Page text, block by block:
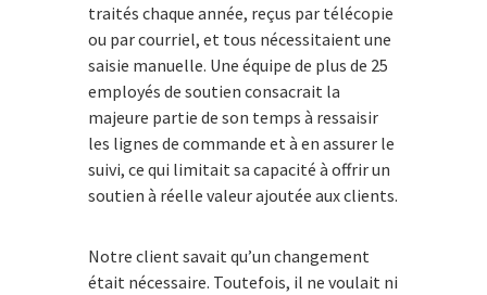
traités chaque année, reçus par télécopie
ou par courriel, et tous nécessitaient une
saisie manuelle. Une équipe de plus de 25
employés de soutien consacrait la
majeure partie de son temps à ressaisir
les lignes de commande et à en assurer le
suivi, ce qui limitait sa capacité à offrir un
soutien à réelle valeur ajoutée aux clients.
Notre client savait qu’un changement
était nécessaire. Toutefois, il ne voulait ni